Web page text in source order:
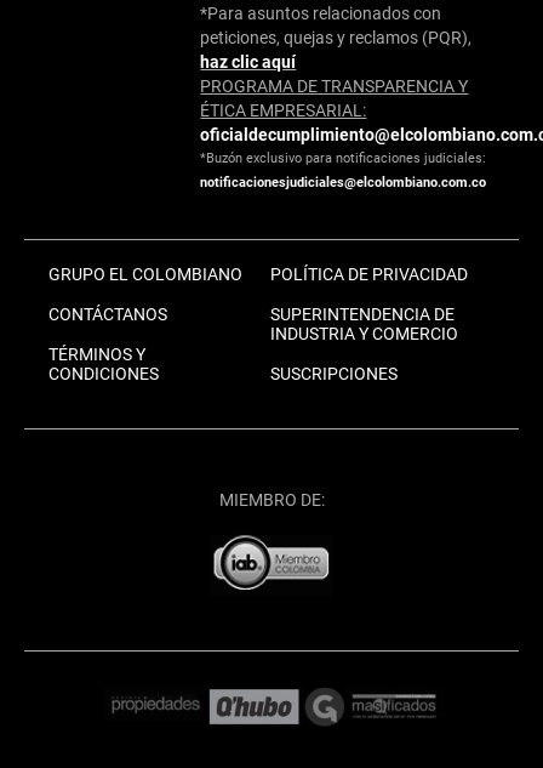
*Para asuntos relacionados con
peticiones, quejas y reclamos (PQR),
haz clic aquí
PROGRAMA DE TRANSPARENCIA Y
ÉTICA EMPRESARIAL:
*Buzón exclusivo para notificaciones judiciales:
notificacionesjudiciales@elcolombiano.com.co
GRUPO EL COLOMBIANO
CONTÁCTANOS
TÉRMINOS Y
CONDICIONES
POLÍTICA DE PRIVACIDAD
SUPERINTENDENCIA DE
INDUSTRIA Y COMERCIO
SUSCRIPCIONES
MIEMBRO DE: